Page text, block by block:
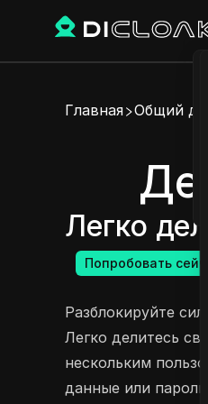
Главная Общий
Легко
Попробовать
Разблокируйте
Легко делитесь
нескольким
данные или